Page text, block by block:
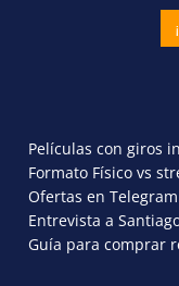
Películas con giros
Formato Físico vs
Ofertas en Telegram
Entrevista a
Guía para comprar